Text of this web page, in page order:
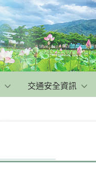
交通安全資訊